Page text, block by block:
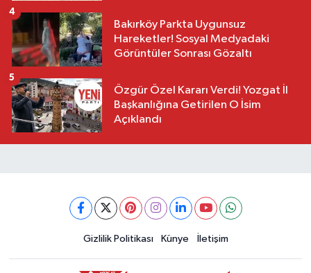
Bakırköy Parkta Uygunsuz
Hareketler! Sosyal Medyadaki
Görüntüler Sonrası Gözaltı
4
Özgür Özel Kararı Verdi! Yozgat İl
Başkanlığına Getirilen O İsim
Açıklandı
5
Gizlilik Politikası Künye İletişim